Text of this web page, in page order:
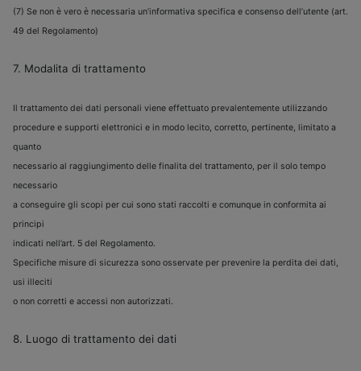
(7) Se non è vero è necessaria un’informativa specifica e consenso dell’utente (art.
49 del Regolamento)
7. Modalita di trattamento
Il trattamento dei dati personali viene effettuato prevalentemente utilizzando
procedure e supporti elettronici e in modo lecito, corretto, pertinente, limitato a
quanto
necessario al raggiungimento delle finalita del trattamento, per il solo tempo
necessario
a conseguire gli scopi per cui sono stati raccolti e comunque in conformita ai
principi
indicati nell’art. 5 del Regolamento.
Specifiche misure di sicurezza sono osservate per prevenire la perdita dei dati,
usi illeciti
o non corretti e accessi non autorizzati.
8. Luogo di trattamento dei dati